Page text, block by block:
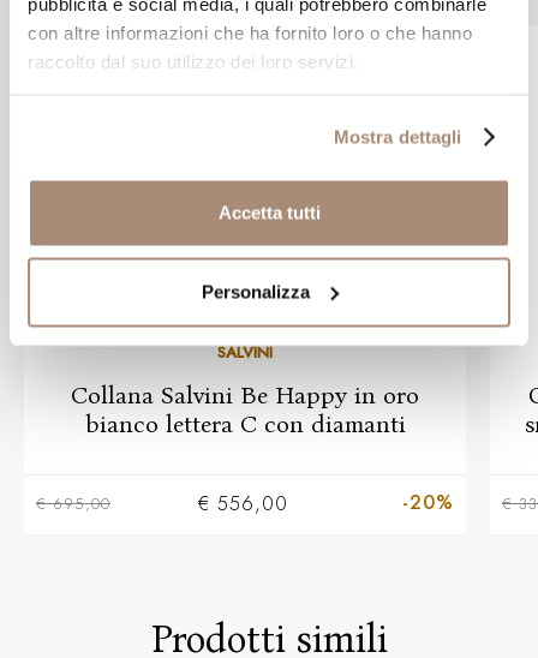
con altre informazioni che ha fornito loro o che hanno
raccolto dal suo utilizzo dei loro servizi.
Mostra dettagli
Accetta tutti
Personalizza
SALVINI
Collana Salvini Be Happy in oro
bianco lettera C con diamanti
€ 695,00 € 556,00 -20% €
Prodotti simili